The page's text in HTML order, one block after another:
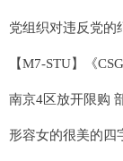
党组织对违反党的
南京4区放开限购
形容女的很美的四